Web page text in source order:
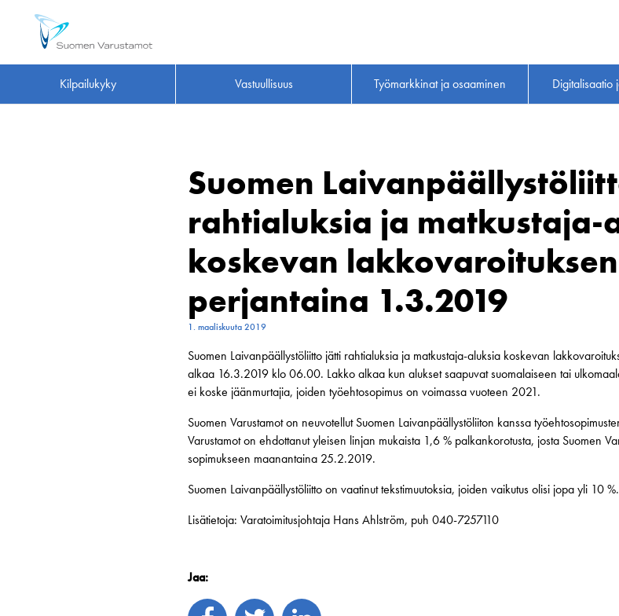
Kilpailukyky Vastuullisuus Työmarkkinat ja osaaminen Digitalisaatio
Suomen
rahtialuksia ja matkustaja-
koskevan
perjantaina 1.3.2019
1. maaliskuuta 2019
Suomen Laivanpäällystöliitto jätti rahtialuksia ja matkustaja-aluksia koskevan
alkaa 16.3.2019 klo 06.00. Lakko alkaa kun alukset saapuvat suomalaiseen tai
ei koske jäänmurtajia, joiden työehtosopimus on voimassa vuoteen 2021.
Suomen Varustamot on neuvotellut Suomen Laivanpäällystöliiton kanssa
Varustamot on ehdottanut yleisen linjan mukaista 1,6 % palkankorotusta, josta Suomen
sopimukseen maanantaina 25.2.2019.
Suomen Laivanpäällystöliitto on vaatinut tekstimuutoksia, joiden vaikutus olisi jopa yli 10 %.
Lisätietoja: Varatoimitusjohtaja Hans Ahlström, puh 040-7257110
Jaa: